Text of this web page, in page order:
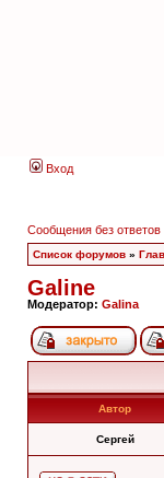
Вход
Сообщения без ответов
Список форумов »
Galine
Модератор: Galina
Автор
Сергей